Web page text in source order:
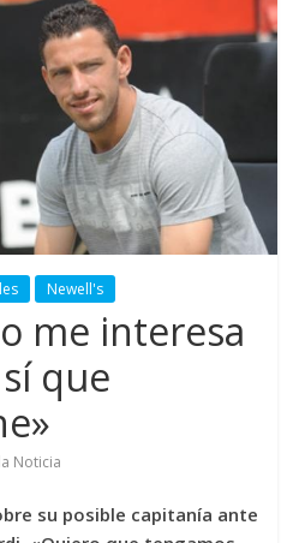
Newell's
me interesa
que
Noticia
su posible capitanía ante